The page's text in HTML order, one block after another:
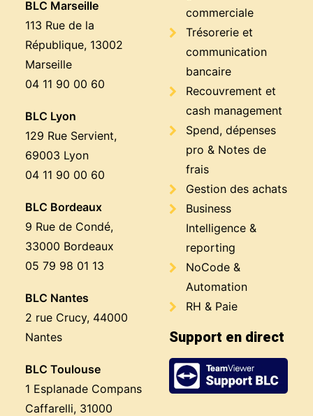
BLC Marseille
113 Rue de la
République, 13002
Marseille
04 11 90 00 60
BLC Lyon
129 Rue Servient,
69003 Lyon
04 11 90 00 60
BLC Bordeaux
9 Rue de Condé,
33000 Bordeaux
05 79 98 01 13
BLC Nantes
2 rue Crucy, 44000
Nantes
BLC Toulouse
1 Esplanade Compans
Caffarelli, 31000
commerciale
Trésorerie et
communication
bancaire
Recouvrement et
cash management
Spend, dépenses
pro & Notes de
frais
Gestion des achats
Business
Intelligence &
reporting
NoCode &
Automation
RH & Paie
Support en direct